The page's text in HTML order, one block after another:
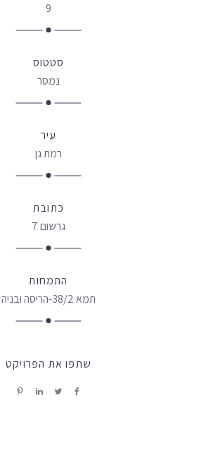
9
סטטוס
נמסר
עיר
רמת גן
כתובת
גרשום 7
התמחות
תמא 38/2-הריסה ובניה
שתפו את הפרויקט